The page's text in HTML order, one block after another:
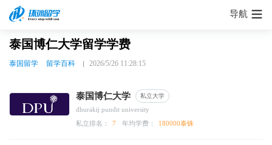
导航
泰国博仁大学留学学费
泰国留学 留学百科 2026/5/26 11:28:15
泰国博仁大学 私立大学
dhurakij pundit university
私立排名：
7 年均学费： 180000泰铢